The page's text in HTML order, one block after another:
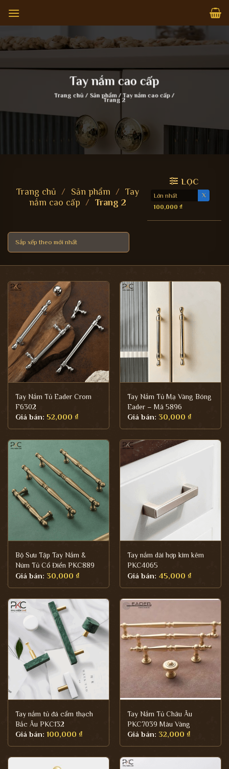
qua
dung
Tay nắm cao cấp
Trang chủ / Sản phẩm / Tay nắm cao cấp /
Trang 2
Trang chủ / Sản phẩm / Tay
nắm cao cấp / Trang 2
LỌC
Lớn nhất
100,000₫
Tay Nắm Tủ Eader Crom
F6302
Giá bán: 52,000 ₫
Tay Nắm Tủ Mạ Vàng Bóng
Eader – Mã 5896
Giá bán: 30,000 ₫
Bộ Sưu Tập Tay Nắm &
Núm Tủ Cổ Điển PKC889
Giá bán: 30,000 ₫
Tay nắm dài hợp kim kẽm
PKC4065
Giá bán: 45,000 ₫
Tay nắm tủ đá cẩm thạch
Bắc Âu PKC132
Giá bán: 100,000 ₫
Tay Nắm Tủ Châu Âu
PKC7039 Màu Vàng
Giá bán: 32,000 ₫